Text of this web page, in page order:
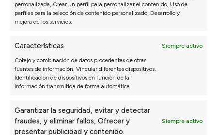
personalizada, Crear un perfil para personalizar el contenido, Uso de
perfiles para la selección de contenido personalizado, Desarrollo y
mejora de los servicios.
Características Siempre activo
Cotejo y combinación de datos procedentes de otras
fuentes de información, Vincular diferentes dispositivos,
Identificación de dispositivos en función de la
información transmitida de forma automática.
Garantizar la seguridad, evitar y detectar
fraudes, y eliminar fallos, Ofrecer y
presentar publicidad y contenido.
Siempre activo
Puffs
Sofás para perros
Productos de limpieza
Limpiezas de sofás
SOFÁS EN OFERTA
Outlet Sofás
Sofás en oferta
Sofás baratos
Sillón barato
Sofá cama barato
SOFÁS EXPRESS
Sofás Express
Sofás 2/3 plazas Express
Sofás Chaise Longue Express
Sofás Rinconera Express
Sofás Relax Express